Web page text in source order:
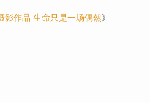
影作品 生命只是一场偶然》